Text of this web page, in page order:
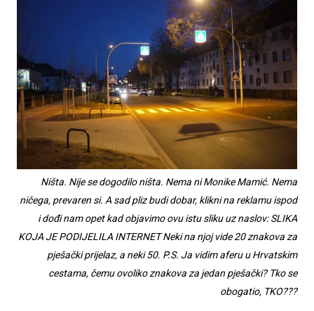
Ništa. Nije se dogodilo ništa. Nema ni Monike Mamić. Nema
ničega, prevaren si. A sad pliz budi dobar, klikni na reklamu ispod
i dođi nam opet kad objavimo ovu istu sliku uz naslov: SLIKA
KOJA JE PODIJELILA INTERNET Neki na njoj vide 20 znakova za
pješački prijelaz, a neki 50. P.S. Ja vidim aferu u Hrvatskim
cestama, čemu ovoliko znakova za jedan pješački? Tko se
obogatio, TKO???